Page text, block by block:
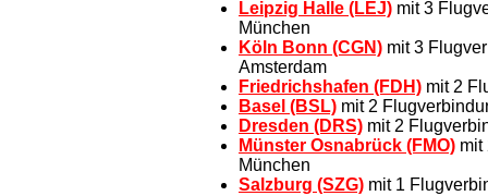
Leipzig Halle (LEJ) mit 3
München
Köln Bonn (CGN) mit 3
Amsterdam
Friedrichshafen (FDH) mit 2
Basel (BSL) mit 2
Dresden (DRS) mit 2
Münster Osnabrück (FMO) mit
München
Salzburg (SZG) mit 1